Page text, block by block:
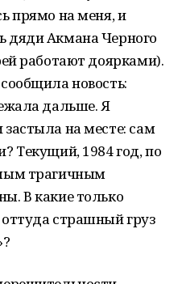
прямо на меня, и
дяди Акмана Черного
работают доярками).
новость:
дальше. Я
на месте: сам
Текущий, 1984 год, по
трагичным
В какие только
страшный груз